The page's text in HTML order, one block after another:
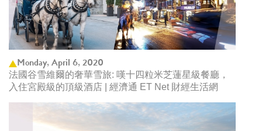
Monday, April 6, 2020
法國谷雪維爾的奢華雪旅: 嘆十四粒米芝蓮星級餐廳，
入住宮殿級的頂級酒店 | 經濟通 ET Net 財經生活網